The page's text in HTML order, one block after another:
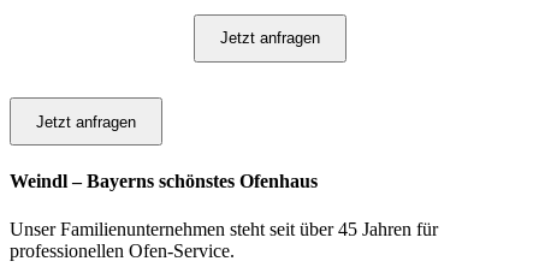
Jetzt anfragen
Jetzt anfragen
Weindl – Bayerns schönstes Ofenhaus
Unser Familienunternehmen steht seit über 45 Jahren für
professionellen Ofen-Service.